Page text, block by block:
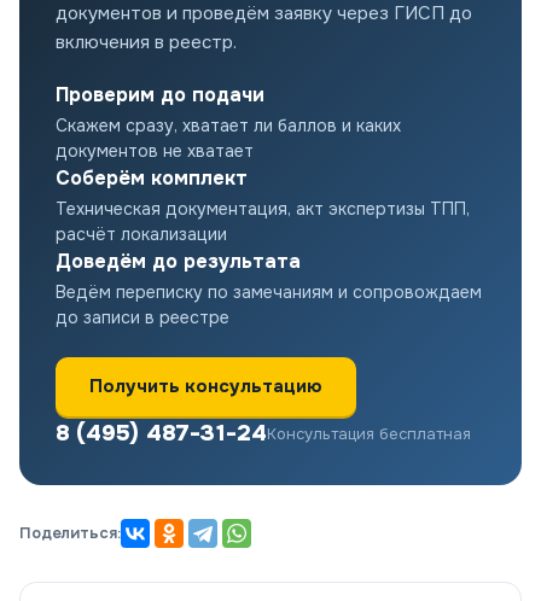
документов и проведём заявку через ГИСП до
включения в реестр.
Проверим до подачи
Скажем сразу, хватает ли баллов и каких
документов не хватает
Соберём комплект
Техническая документация, акт экспертизы ТПП,
расчёт локализации
Доведём до результата
Ведём переписку по замечаниям и сопровождаем
до записи в реестре
Получить консультацию
8 (495) 487-31-24Консультация бесплатная
Поделиться: